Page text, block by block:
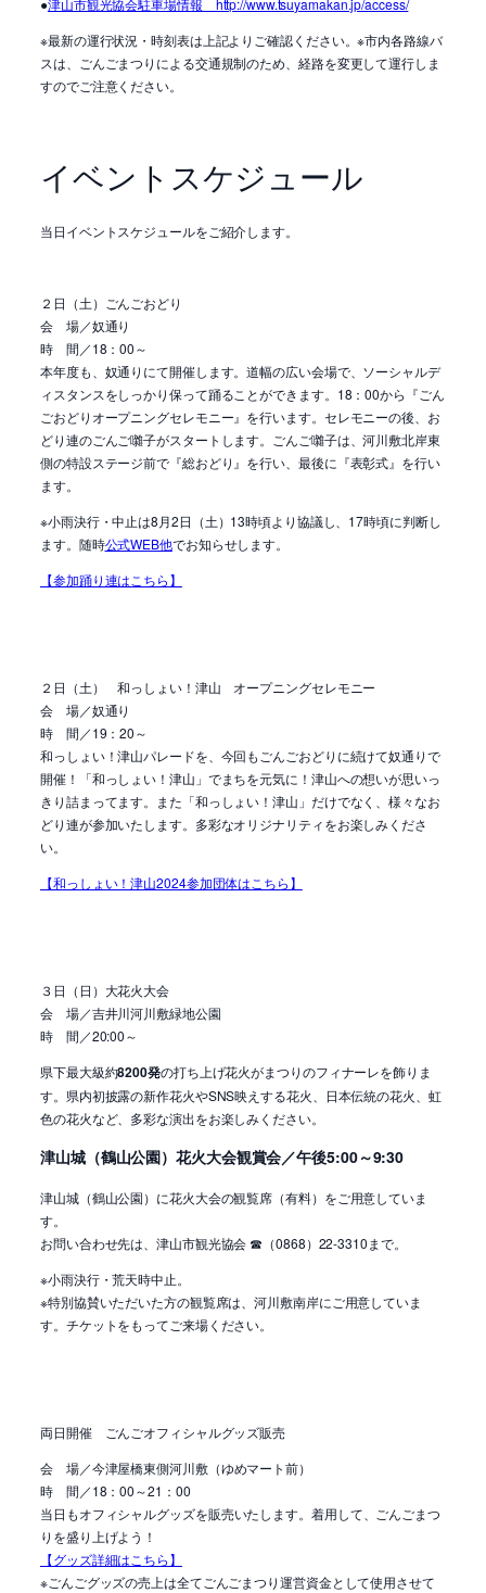
●津山市観光協会駐車場情報 http://www.tsuyamakan.jp/access/
※最新の運行状況・時刻表は上記よりご確認ください。※市内各路線バ
スは、ごんごまつりによる交通規制のため、経路を変更して運行しま
すのでご注意ください。
イベントスケジュール
当日イベントスケジュールをご紹介します。
２日（土）ごんごおどり
会 場／奴通り
時 間／18：00～
本年度も、奴通りにて開催します。道幅の広い会場で、ソーシャルデ
ィスタンスをしっかり保って踊ることができます。18：00から『ごん
ごおどりオープニングセレモニー』を行います。セレモニーの後、お
どり連のごんご囃子がスタートします。ごんご囃子は、河川敷北岸東
側の特設ステージ前で『総おどり』を行い、最後に『表彰式』を行い
ます。
※小雨決行・中止は8月2日（土）13時頃より協議し、17時頃に判断し
ます。随時公式WEB他でお知らせします。
【参加踊り連はこちら】
２日（土） 和っしょい！津山 オープニングセレモニー
会 場／奴通り
時 間／19：20～
和っしょい！津山パレードを、今回もごんごおどりに続けて奴通りで
開催！「和っしょい！津山」でまちを元気に！津山への想いが思いっ
きり詰まってます。また「和っしょい！津山」だけでなく、様々なお
どり連が参加いたします。多彩なオリジナリティをお楽しみくださ
い。
【和っしょい！津山2024参加団体はこちら】
３日（日）大花火大会
会 場／吉井川河川敷緑地公園
時 間／20:00～
県下最大級約8200発の打ち上げ花火がまつりのフィナーレを飾りま
す。県内初披露の新作花火やSNS映えする花火、日本伝統の花火、虹
色の花火など、多彩な演出をお楽しみください。
津山城（鶴山公園）花火大会観賞会／午後5:00～9:30
津山城（鶴山公園）に花火大会の観覧席（有料）をご用意していま
す。
お問い合わせ先は、津山市観光協会 ☎（0868）22-3310まで。
※小雨決行・荒天時中止。
※特別協賛いただいた方の観覧席は、河川敷南岸にご用意していま
す。チケットをもってご来場ください。
両日開催 ごんごオフィシャルグッズ販売
会 場／今津屋橋東側河川敷（ゆめマート前）
時 間／18：00～21：00
当日もオフィシャルグッズを販売いたします。着用して、ごんごまつ
りを盛り上げよう！
【グッズ詳細はこちら】
※ごんごグッズの売上は全てごんごまつり運営資金として使用させて